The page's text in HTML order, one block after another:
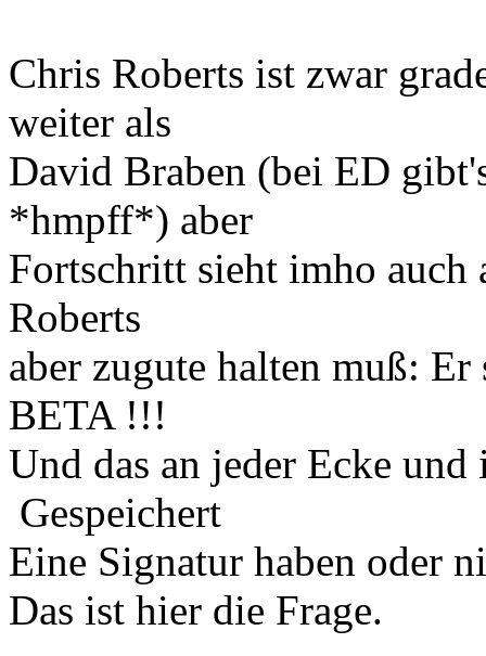
Chris Roberts ist zwar
weiter als
David Braben (bei ED
*hmpff*) aber
Fortschritt sieht imho auch
Roberts
aber zugute halten muß:
BETA !!!
Und das an jeder Ecke und
Gespeichert
Eine Signatur haben oder
Das ist hier die Frage.